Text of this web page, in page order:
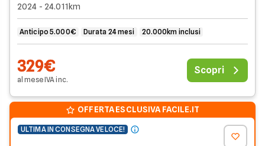
2024 - 24.011km
Anticipo 5.000€ Durata 24 mesi 20.000km inclusi
329€
al meseIVAinc.
Scopri
OFFERTA ESCLUSIVA FACILE.IT
ULTIMA IN CONSEGNA VELOCE!